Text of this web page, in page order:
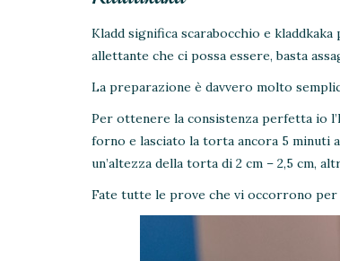
Kladd significa scarabocchio e
allettante che ci possa essere, basta
La preparazione è davvero molto
Per ottenere la consistenza perfetta io
forno e lasciato la torta ancora 5 minuti
un’altezza della torta di 2 cm – 2,5 cm,
Fate tutte le prove che vi occorrono